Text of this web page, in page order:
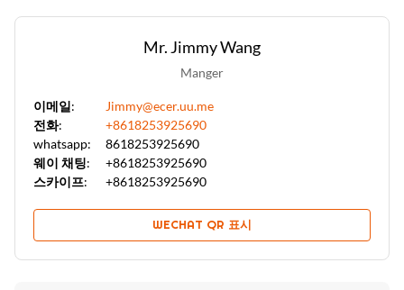
Mr. Jimmy Wang
Manger
이메일:
Jimmy@ecer.uu.me
전화:
+8618253925690
whatsapp:
8618253925690
웨이 채팅:
+8618253925690
스카이프:
+8618253925690
WECHAT QR 표시